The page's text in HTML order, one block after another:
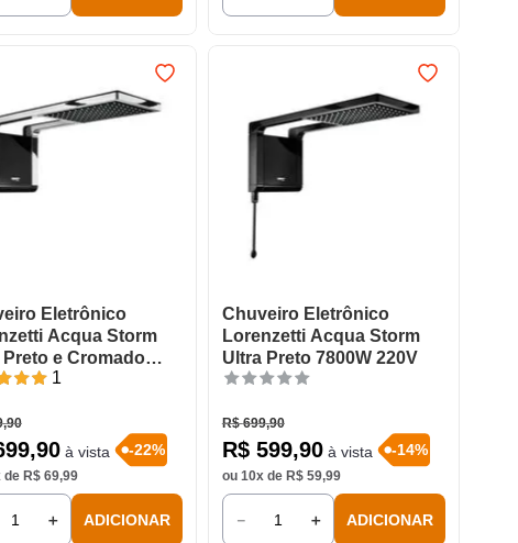
Eletrônico
Acqua Storm
Preto e Cromado
220V
1
,90
,90à vista -22%
de R$ 69,99
＋ ADICIONAR
Chuveiro Eletrônico
Lorenzetti Acqua Storm
Ultra Preto 7800W 220V
R$ 699,90
R$ 599,90à vista -14%
ou 10x de R$ 59,99
＋
－ ADICIONAR